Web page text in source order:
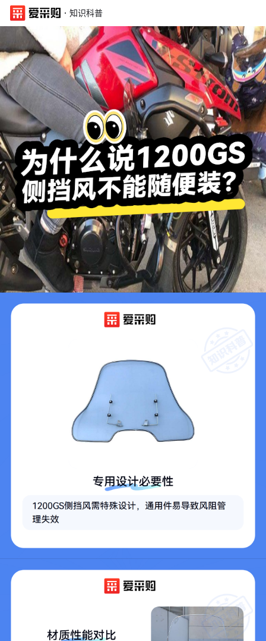
· 知识科普